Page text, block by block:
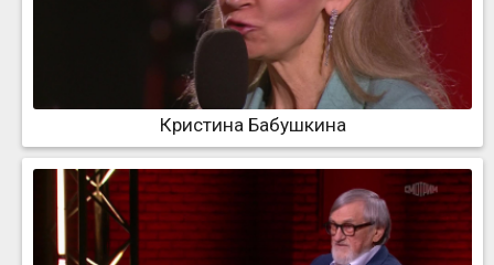
Кристина Бабушкина